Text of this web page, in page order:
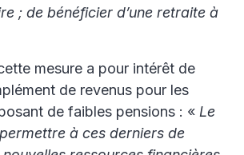
; de bénéficier d’une retraite à
mesure a pour intérêt de
de revenus pour les
de faibles pensions : « Le
à ces derniers de